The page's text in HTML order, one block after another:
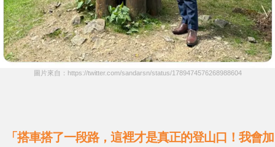
圖片來自：https://twitter.com/sandarsn/status/1789474576268988604
「搭車搭了一段路，這裡才是真正的登山口！我會加